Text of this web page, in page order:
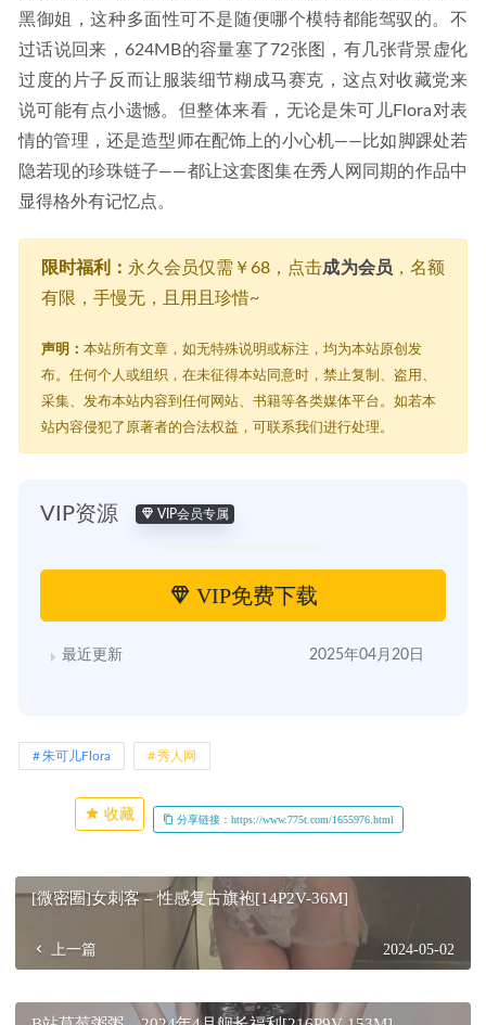
黑御姐，这种多面性可不是随便哪个模特都能驾驭的。不
过话说回来，624MB的容量塞了72张图，有几张背景虚化
过度的片子反而让服装细节糊成马赛克，这点对收藏党来
说可能有点小遗憾。但整体来看，无论是朱可儿Flora对表
情的管理，还是造型师在配饰上的小心机——比如脚踝处若
隐若现的珍珠链子——都让这套图集在秀人网同期的作品中
显得格外有记忆点。
限时福利： 永久会员仅需￥68，点击成为会员 ，名额
有限，手慢无，且用且珍惜~
声明： 本站所有文章，如无特殊说明或标注，均为本站原创发
布。任何个人或组织，在未征得本站同意时，禁止复制、盗用、
采集、发布本站内容到任何网站、书籍等各类媒体平台。如若本
站内容侵犯了原著者的合法权益，可联系我们进行处理。
VIP资源 VIP会员专属
VIP免费下载
最近更新 2025年04月20日
朱可儿Flora 秀人网
收藏 分享链接：https://www.775t.com/1655976.html
[微密圈]女刺客 – 性感复古旗袍[14P2V-36M]
上一篇 2024-05-02